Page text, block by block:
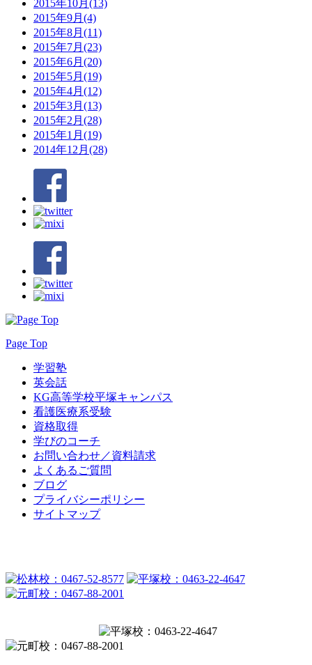
2015年10月(13)
2015年9月(4)
2015年8月(11)
2015年7月(23)
2015年6月(20)
2015年5月(19)
2015年4月(12)
2015年3月(13)
2015年2月(28)
2015年1月(19)
2014年12月(28)
Page Top
学習塾
英会話
KG高等学校平塚キャンパス
看護医療系受験
資格取得
学びのコーチ
お問い合わせ／資料請求
よくあるご質問
ブログ
プライバシーポリシー
サイトマップ